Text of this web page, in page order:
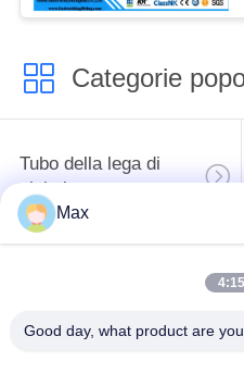
Categorie
Tubo della lega di
nichel
Max
Good day, what product are